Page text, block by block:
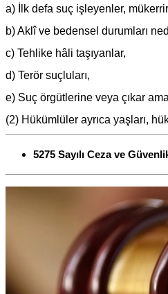
a) İlk defa suç işleyenler,
b) Aklî ve bedensel durumları
c) Tehlike hâli taşıyanlar,
d) Terör suçluları,
e) Suç örgütlerine veya çıkar
(2) Hükümlüler ayrıca yaşları,
5275 Sayılı Ceza ve